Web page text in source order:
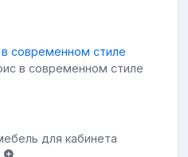
в современном стиле